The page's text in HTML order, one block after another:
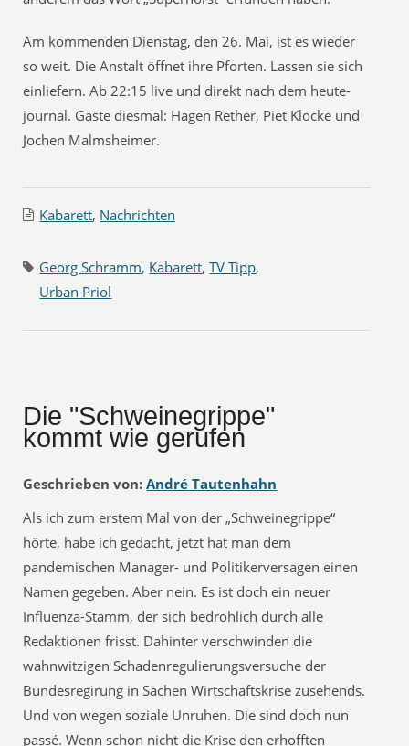
Am kommenden Dienstag, den 26. Mai, ist es wieder
so weit. Die Anstalt öffnet ihre Pforten. Lassen sie sich
einliefern. Ab 22:15 live und direkt nach dem heute-
journal. Gäste diesmal: Hagen Rether, Piet Klocke und
Jochen Malmsheimer.
Kabarett, Nachrichten
Georg Schramm, Kabarett,TV Tipp,
Urban Priol
Die "Schweinegrippe"
kommt wie gerufen
Geschrieben von: André Tautenhahn
Als ich zum erstem Mal von der „Schweinegrippe“
hörte, habe ich gedacht, jetzt hat man dem
pandemischen Manager- und Politikerversagen einen
Namen gegeben. Aber nein. Es ist doch ein neuer
Influenza-Stamm, der sich bedrohlich durch alle
Redaktionen frisst. Dahinter verschwinden die
wahnwitzigen Schadenregulierungsversuche der
Bundesregirung in Sachen Wirtschaftskrise zusehends.
Und von wegen soziale Unruhen. Die sind doch nun
passé. Wenn schon nicht die Krise den erhofften